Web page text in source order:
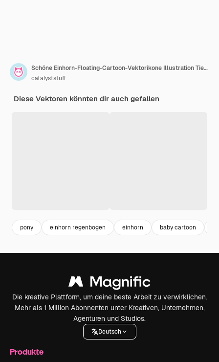
Schöne Einhorn-Floating-Cartoon-Vektorikone Illustration Tier-Natur-Ikon Isolierter flacher Vektor
catalyststuff
Diese Vektoren könnten dir auch gefallen
pony einhorn regenbogen einhorn baby cartoon
Die kreative Plattform, um deine beste Arbeit zu verwirklichen.
Mehr als 1 Million Abonnenten unter Kreativen, Unternehmen,
Agenturen und Studios.
Deutsch
Produkte